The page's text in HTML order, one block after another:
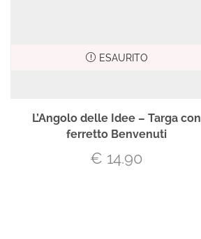
ESAURITO
L’Angolo delle Idee – Targa con
ferretto Benvenuti
€ 14.90